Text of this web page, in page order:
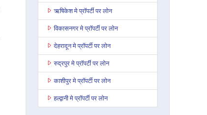
ऋषिकेश मे प्रॉपर्टी पर लोन
विकासनगर मे प्रॉपर्टी पर लोन
देहरादून मे प्रॉपर्टी पर लोन
रुद्रपुर मे प्रॉपर्टी पर लोन
काशीपुर मे प्रॉपर्टी पर लोन
हल्द्वानी मे प्रॉपर्टी पर लोन